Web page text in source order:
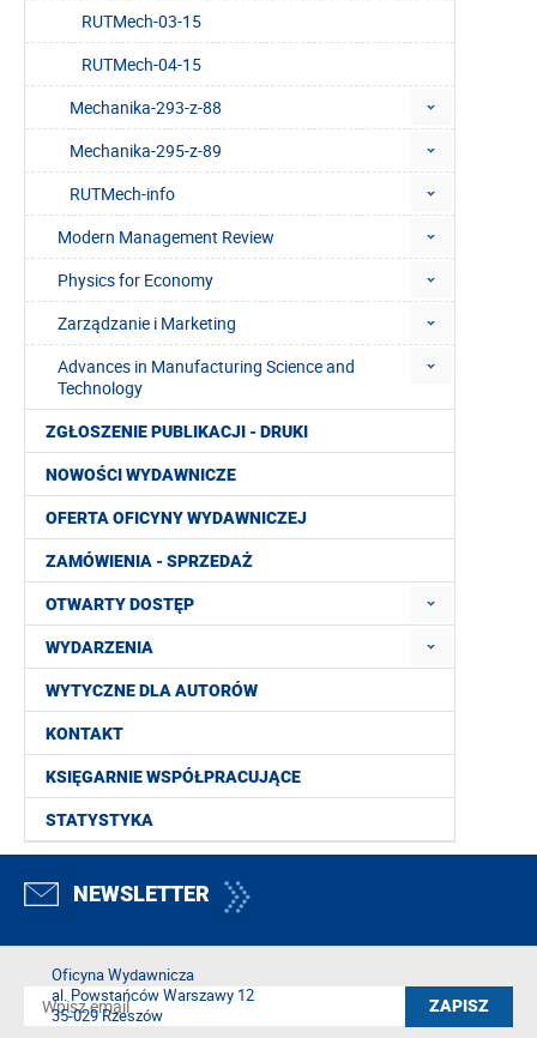
RUTMech-03-15
RUTMech-04-15
Mechanika-293-z-88
Mechanika-295-z-89
RUTMech-info
Modern Management Review
Physics for Economy
Zarządzanie i Marketing
Advances in Manufacturing Science and
Technology
ZGŁOSZENIE PUBLIKACJI - DRUKI
NOWOŚCI WYDAWNICZE
OFERTA OFICYNY WYDAWNICZEJ
ZAMÓWIENIA - SPRZEDAŻ
OTWARTY DOSTĘP
WYDARZENIA
WYTYCZNE DLA AUTORÓW
KONTAKT
KSIĘGARNIE WSPÓŁPRACUJĄCE
STATYSTYKA
NEWSLETTER
Oficyna Wydawnicza
al. Powstańców Warszawy 12
35-029 Rzeszów